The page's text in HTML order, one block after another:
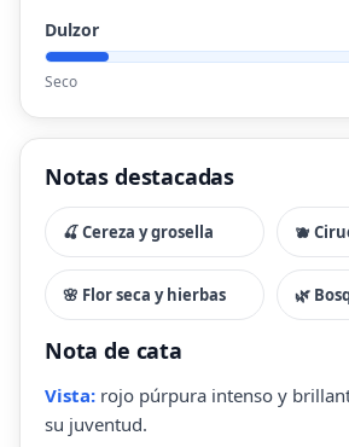
Dulzor
Seco
Notas destacadas
🍒 Cereza y grosella 🫐
🌸 Flor seca y hierbas 🌿
Nota de cata
Vista: rojo púrpura intenso y
su juventud.